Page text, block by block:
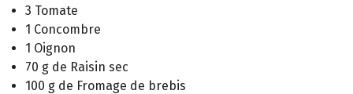
3 Tomate
1 Concombre
1 Oignon
70 g de Raisin sec
100 g de Fromage de brebis